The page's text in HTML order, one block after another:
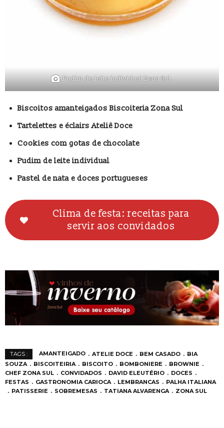
Pudim de leite individual Zona Sul.
Biscoitos amanteigados Biscoiteria Zona Sul
Tartelettes e éclairs Ateliê Doce
Cookies com gotas de chocolate
Pudim de leite individual
Pastel de nata e doces portugueses
Clima de festa: receitas para
servir aos convidados
TAGS : AMANTEIGADO ATELIE DOCE BEM CASADO
BIA
SOUZA
BISCOITEIRIA BISCOITO BOMBONIERE
BROWNIE
CHEF ZONA SUL
CONVIDADOS DAVID ELEUTÉRIO
DOCES
FESTAS
GASTRONOMIA CARIOCA LEMBRANCAS
PALHA ITALIANA
PATISSERIE
SOBREMESAS TATIANA ALVARENGA ZONA SUL